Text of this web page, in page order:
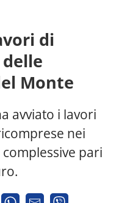
di
Monte
avviato i lavori
nei
pari